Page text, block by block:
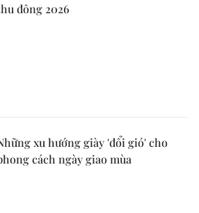
đông 2026
xu hướng giày 'đổi gió' cho
cách ngày giao mùa